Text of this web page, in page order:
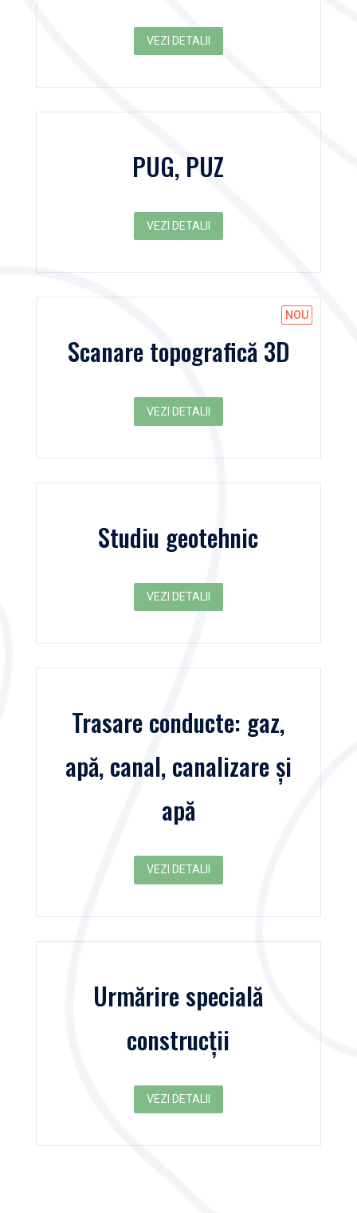
VEZI DETALII
PUG, PUZ
VEZI DETALII
Scanare topografică 3D
VEZI DETALII
Studiu geotehnic
VEZI DETALII
Trasare conducte: gaz,
apă, canal, canalizare și
apă
VEZI DETALII
Urmărire specială
construcții
VEZI DETALII